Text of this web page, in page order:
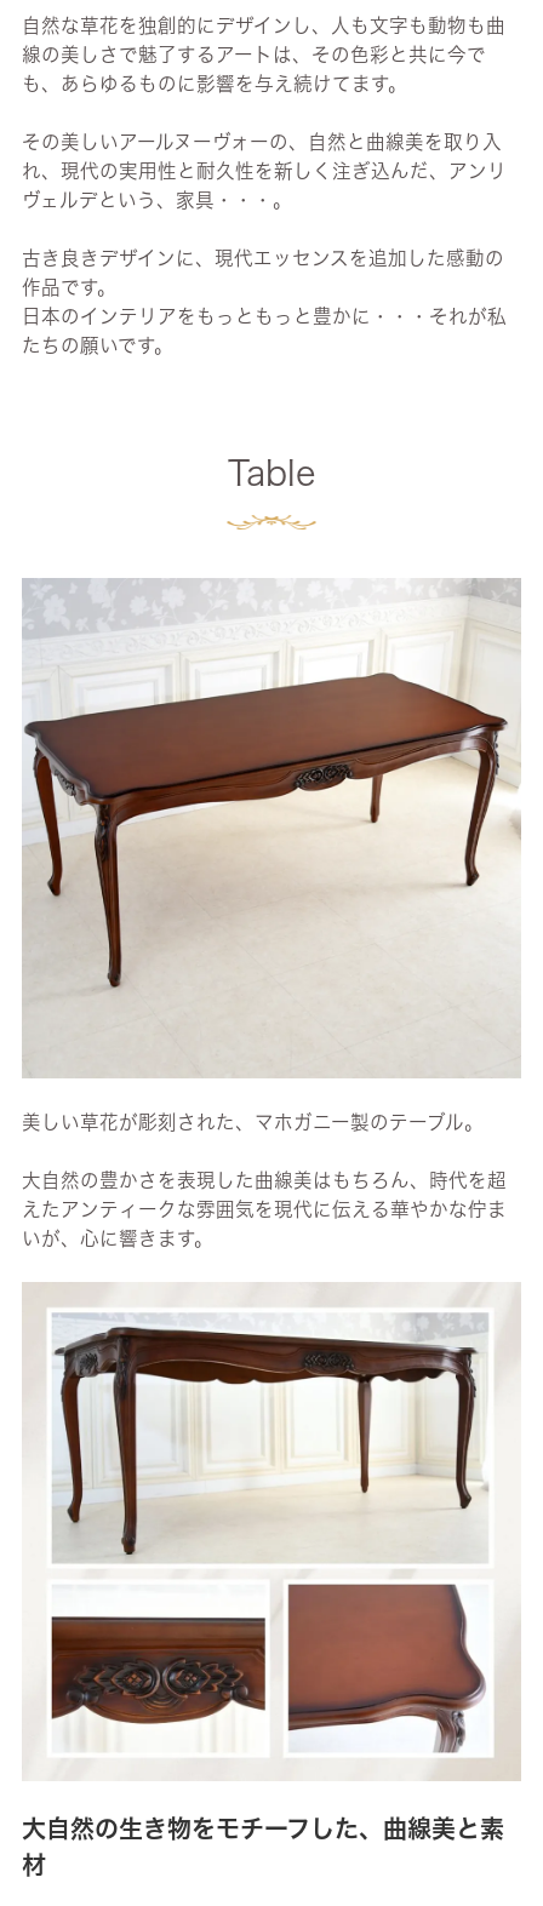
自然な草花を独創的にデザインし、人も文字も動物も曲
線の美しさで魅了するアートは、その色彩と共に今で
も、あらゆるものに影響を与え続けてます。
その美しいアールヌーヴォーの、自然と曲線美を取り入
れ、現代の実用性と耐久性を新しく注ぎ込んだ、アンリ
ヴェルデという、家具・・・。
古き良きデザインに、現代エッセンスを追加した感動の
作品です。
日本のインテリアをもっともっと豊かに・・・それが私
たちの願いです。
Table
美しい草花が彫刻された、マホガニー製のテーブル。
大自然の豊かさを表現した曲線美はもちろん、時代を超
えたアンティークな雰囲気を現代に伝える華やかな佇ま
いが、心に響きます。
大自然の生き物をモチーフした、曲線美と素
材